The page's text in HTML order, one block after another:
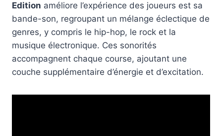
Edition améliore l’expérience des joueurs est sa
bande-son, regroupant un mélange éclectique de
genres, y compris le hip-hop, le rock et la
musique électronique. Ces sonorités
accompagnent chaque course, ajoutant une
couche supplémentaire d’énergie et d’excitation.